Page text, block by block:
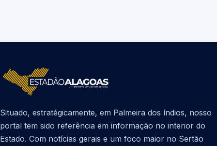
Situado, estratégicamente, em Palmeira dos índios, nosso
portal tem sido referência em informação no interior do
Estado. Com notícias gerais e um foco maior no Sertão